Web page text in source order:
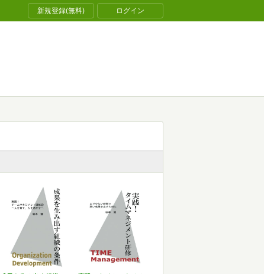
新規登録(無料) ログイン